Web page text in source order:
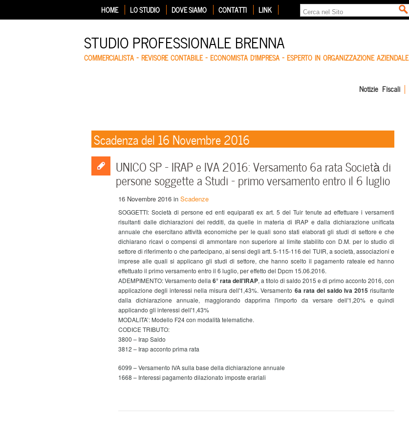
HOME LO STUDIO DOVE SIAMO CONTATTI LINK
STUDIO PROFESSIONALE BRENNA
COMMERCIALISTA – REVISORE CONTABILE – ECONOMISTA D'IMPRESA – ESPERTO IN ORGANIZZAZIONE AZIENDALE
Notizie Fiscali
Scadenza del 16 Novembre 2016
UNICO SP – IRAP e IVA 2016: Versamento 6a rata Società di
persone soggette a Studi – primo versamento entro il 6 luglio
16 Novembre 2016 in Scadenze
SOGGETTI: Società di persone ed enti equiparati ex art. 5 del Tuir tenute ad effettuare i versamenti
risultanti dalle dichiarazioni dei redditi, da quelle in materia di IRAP e dalla dichiarazione unificata
annuale che esercitano attività economiche per le quali sono stati elaborati gli studi di settore e che
dichiarano ricavi o compensi di ammontare non superiore al limite stabilito con D.M. per lo studio di
settore di riferimento o che partecipano, ai sensi degli artt. 5-115-116 del TUIR, a società, associazioni e
imprese alle quali si applicano gli studi di settore, che hanno scelto il pagamento rateale ed hanno
effettuato il primo versamento entro il 6 luglio, per effetto del Dpcm 15.06.2016.
ADEMPIMENTO: Versamento della 6° rata dell'IRAP, a titolo di saldo 2015 e di primo acconto 2016, con
applicazione degli interessi nella misura dell'1,43%. Versamento 6a rata del saldo Iva 2015risultante
dalla dichiarazione annuale, maggiorando dapprima l'importo da versare dell'1,20% e quindi
applicando gli interessi dell'1,43%
MODALITA’: Modello F24 con modalità telematiche.
CODICE TRIBUTO:
3800 – Irap Saldo
3812 – Irap acconto prima rata
6099 – Versamento IVA sulla base della dichiarazione annuale
1668 – Interessi pagamento dilazionato imposte erariali